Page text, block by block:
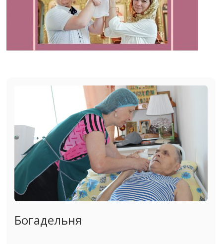
Богадельня